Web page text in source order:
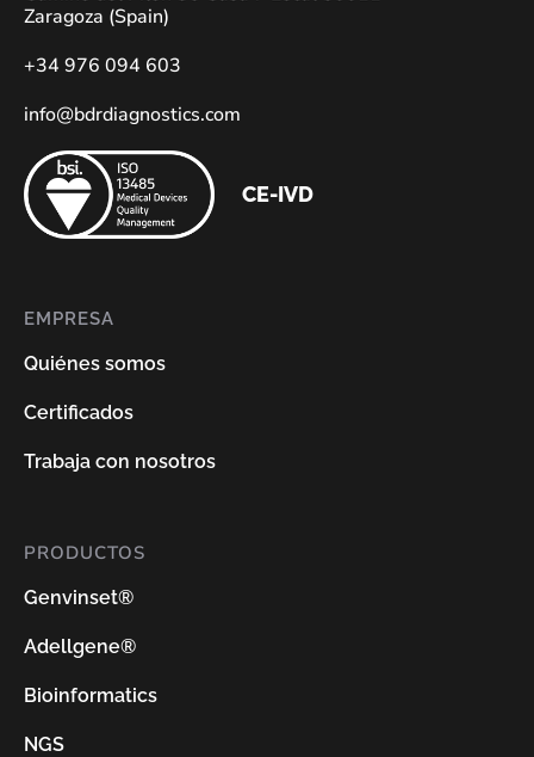
Zaragoza (Spain)
+34 976 094 603
info@bdrdiagnostics.com
CE-IVD
EMPRESA
Quiénes somos
Certificados
Trabaja con nosotros
PRODUCTOS
Genvinset®
Adellgene®
Bioinformatics
NGS